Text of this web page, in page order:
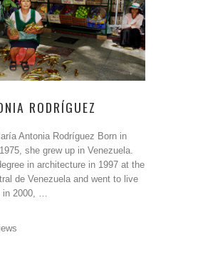
RODRÍGUEZ
Antonia Rodríguez Born in
she grew up in Venezuela.
in architecture in 1997 at the
de Venezuela and went to live
in 2000, …